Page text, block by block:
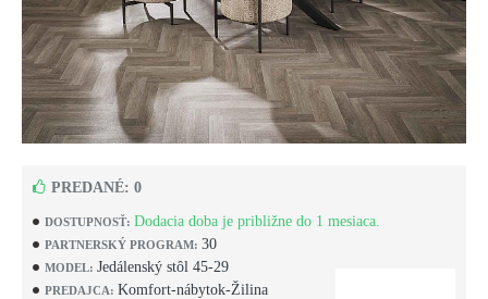
DOSTUPNOSŤ: Dodacia doba je približne do 1 mesiaca.
PARTNERSKÝ PROGRAM: 30
MODEL: Jedálenský stôl 45-29
PREDAJCA: Komfort-nábytok-Žilina
PREDANÉ: 0